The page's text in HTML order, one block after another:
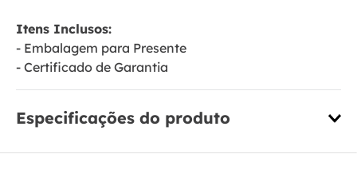
Itens Inclusos:
- Embalagem para Presente
- Certificado de Garantia
Especificações do produto